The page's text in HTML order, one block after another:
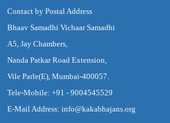
Contact by Postal Address
Bhaav Samadhi Vichaar Samadhi
A5, Jay Chambers,
Nanda Patkar Road Extension,
Vile Parle(E), Mumbai-400057.
Tele-Mobile: +91 - 9004545529
E-Mail Address: info@kakabhajans.org